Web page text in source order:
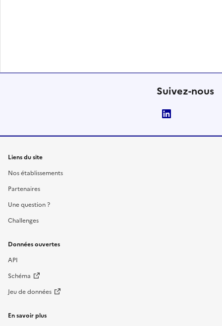
Suivez-nous
Liens du site
Nos établissements
Partenaires
Une question ?
Challenges
Données ouvertes
API
Schéma
Jeu de données
En savoir plus